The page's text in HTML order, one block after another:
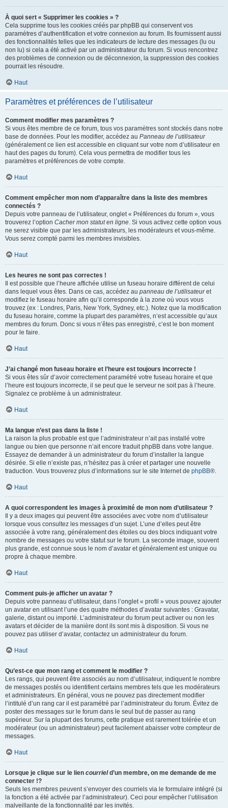
À quoi sert « Supprimer les cookies » ?
Cela supprime tous les cookies créés par phpBB qui conservent vos
paramètres d’authentification et votre connexion au forum. Ils fournissent aussi
des fonctionnalités telles que les indicateurs de lecture des messages (lu ou
non lu) si cela a été activé par un administrateur du forum. Si vous rencontrez
des problèmes de connexion ou de déconnexion, la suppression des cookies
pourrait les résoudre.
Haut
Paramètres et préférences de l’utilisateur
Comment modifier mes paramètres ?
Si vous êtes membre de ce forum, tous vos paramètres sont stockés dans notre
base de données. Pour les modifier, accédez au Panneau de l’utilisateur
(généralement ce lien est accessible en cliquant sur votre nom d’utilisateur en
haut des pages du forum). Cela vous permettra de modifier tous les
paramètres et préférences de votre compte.
Haut
Comment empêcher mon nom d’apparaître dans la liste des membres
connectés ?
Depuis votre panneau de l’utilisateur, onglet « Préférences du forum », vous
trouverez l’option Cacher mon statut en ligne. Si vous activez cette option vous
ne serez visible que par les administrateurs, les modérateurs et vous-même.
Vous serez compté parmi les membres invisibles.
Haut
Les heures ne sont pas correctes !
Il est possible que l’heure affichée utilise un fuseau horaire différent de celui
dans lequel vous êtes. Dans ce cas, accédez au panneau de l’utilisateuret
modifiez le fuseau horaire afin qu’il corresponde à la zone où vous vous
trouvez (ex : Londres, Paris, New York, Sydney, etc.). Notez que la modification
du fuseau horaire, comme la plupart des paramètres, n’est accessible qu’aux
membres du forum. Donc si vous n’êtes pas enregistré, c’est le bon moment
pour le faire.
Haut
J’ai changé mon fuseau horaire et l’heure est toujours incorrecte !
Si vous êtes sûr d’avoir correctement paramétré votre fuseau horaire et que
l’heure est toujours incorrecte, il se peut que le serveur ne soit pas à l’heure.
Signalez ce problème à un administrateur.
Haut
Ma langue n’est pas dans la liste !
La raison la plus probable est que l’administrateur n’ait pas installé votre
langue ou bien que personne n’ait encore traduit phpBB dans votre langue.
Essayez de demander à un administrateur du forum d’installer la langue
désirée. Si elle n’existe pas, n’hésitez pas à créer et partager une nouvelle
traduction. Vous trouverez plus d’informations sur le site Internet de phpBB®.
Haut
A quoi correspondent les images à proximité de mon nom d’utilisateur ?
Il y a deux images qui peuvent être associées avec votre nom d’utilisateur
lorsque vous consultez les messages d’un sujet. L’une d’elles peut être
associée à votre rang, généralement des étoiles ou des blocs indiquant votre
nombre de messages ou votre statut sur le forum. La seconde image, souvent
plus grande, est connue sous le nom d’avatar et généralement est unique ou
propre à chaque membre.
Haut
Comment puis-je afficher un avatar ?
Depuis votre panneau d’utilisateur, dans l’onglet « profil » vous pouvez ajouter
un avatar en utilisant l’une des quatre méthodes d’avatar suivantes : Gravatar,
galerie, distant ou importé. L’administrateur du forum peut activer ou non les
avatars et décider de la manière dont ils sont mis à disposition. Si vous ne
pouvez pas utiliser d’avatar, contactez un administrateur du forum.
Haut
Qu’est-ce que mon rang et comment le modifier ?
Les rangs, qui peuvent être associés au nom d’utilisateur, indiquent le nombre
de messages postés ou identifient certains membres tels que les modérateurs
et administrateurs. En général, vous ne pouvez pas directement modifier
l’intitulé d’un rang car il est paramétré par l’administrateur du forum. Évitez de
poster des messages sur le forum dans le seul but de passer au rang
supérieur. Sur la plupart des forums, cette pratique est rarement tolérée et un
modérateur (ou un administrateur) peut facilement abaisser votre compteur de
messages.
Haut
Lorsque je clique sur le lien courrield’un membre, on me demande de me
connecter !?
Seuls les membres peuvent s’envoyer des courriels via le formulaire intégré (si
la fonction a été activée par l’administrateur). Ceci pour empêcher l’utilisation
malveillante de la fonctionnalité par les invités.